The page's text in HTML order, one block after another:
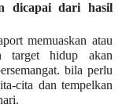
dicapai dari hasil
memuaskan atau
target hidup akan
bila perlu
cita dan tempelkan